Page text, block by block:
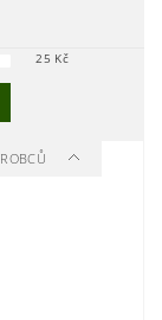
25 Kč